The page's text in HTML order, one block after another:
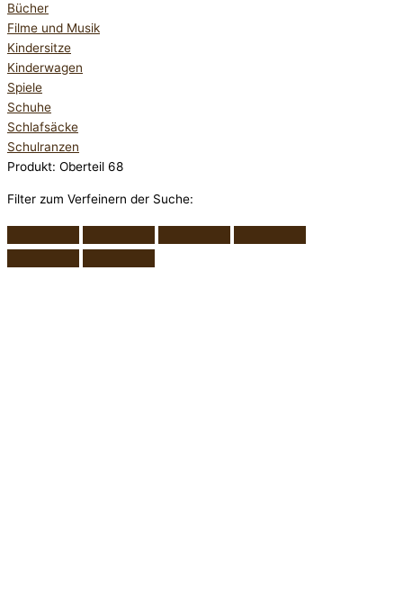
Bücher
Filme und Musik
Kindersitze
Kinderwagen
Spiele
Schuhe
Schlafsäcke
Schulranzen
Produkt: Oberteil 68
Filter zum Verfeinern der Suche: